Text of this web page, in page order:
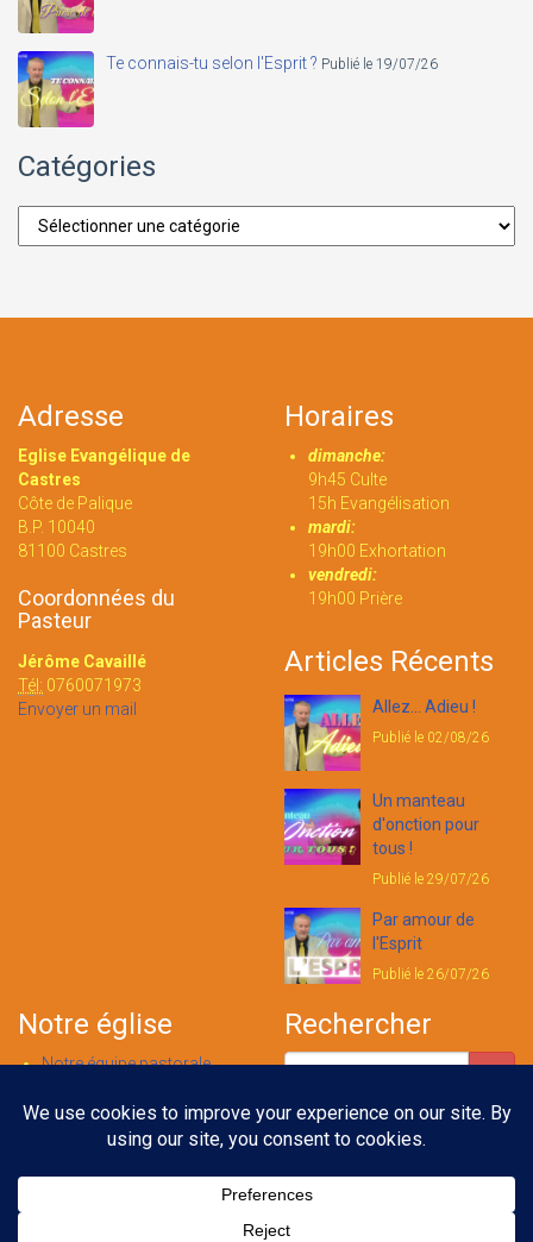
Te connais-tu selon l'Esprit ? Publié le 19/07/26
Catégories
Catégories
Adresse
Eglise Evangélique de
Castres
Côte de Palique
B.P. 10040
81100 Castres
Coordonnées du
Pasteur
Jérôme Cavaillé
Tél: 0760071973
Envoyer un mail
Horaires
dimanche:
9h45 Culte
15h Evangélisation
mardi:
19h00 Exhortation
vendredi:
19h00 Prière
Articles Récents
Allez... Adieu !
Publié le 02/08/26
Un manteau
d'onction pour
tous !
Publié le 29/07/26
Par amour de
l'Esprit
Publié le 26/07/26
Notre église
Notre équipe pastorale
Notre foi
Rechercher